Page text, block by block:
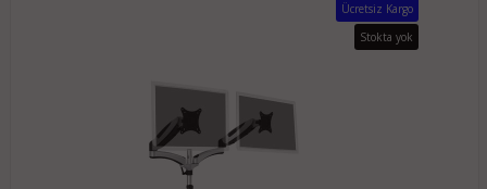
Ücretsiz Kargo
Stokta yok